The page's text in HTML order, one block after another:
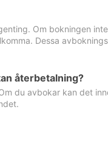
Om bokningen
Dessa
återbetalning?
du avbokar kan det